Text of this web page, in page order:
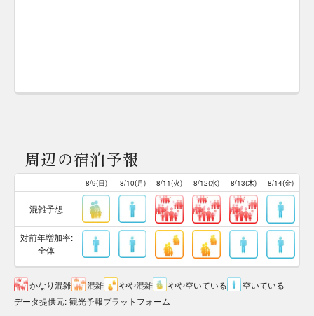
周辺の宿泊予報
8/9(日) 8/10(月) 8/11(火) 8/12(水) 8/13(木) 8/14(金)
混雑予想
対前年増加率:
全体
かなり混雑 混雑 やや混雑 やや空いている
空いている
データ提供元: 観光予報プラットフォーム